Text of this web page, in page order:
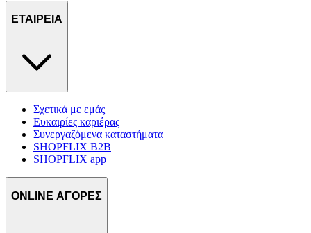
ΕΤΑΙΡΕΙΑ
Σχετικά με εμάς
Ευκαιρίες καριέρας
Συνεργαζόμενα καταστήματα
SHOPFLIX B2B
SHOPFLIX app
ONLINE ΑΓΟΡΕΣ